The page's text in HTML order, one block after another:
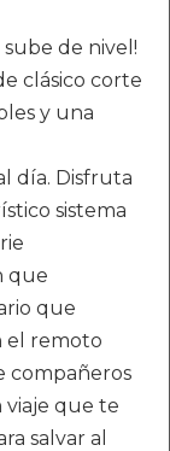
sube de nivel!
clásico corte
y una
día. Disfruta
sistema
que
que
el remoto
compañeros
viaje que te
salvar al